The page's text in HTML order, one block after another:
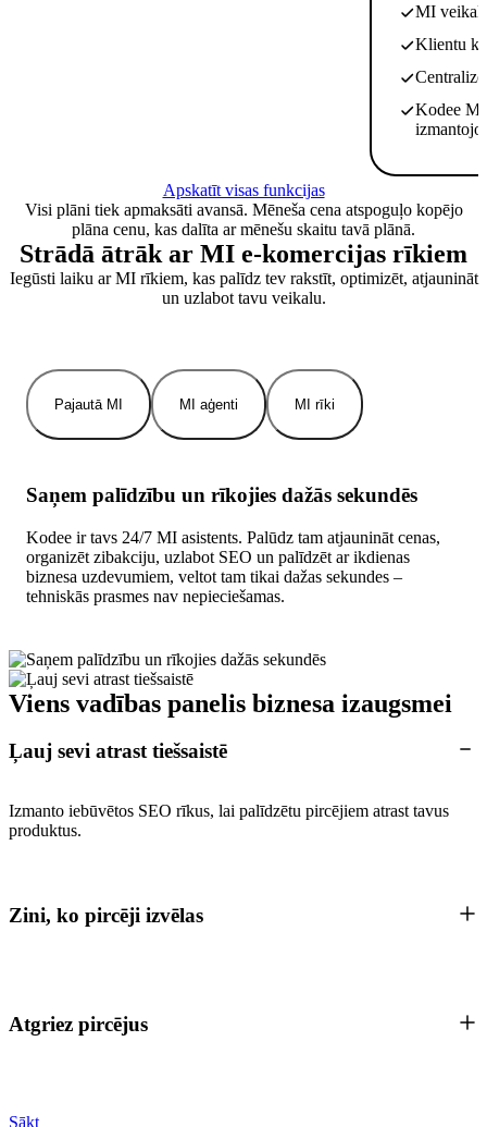
MI
Klientu
Kodee
Apskatīt visas funkcijas
Visi plāni tiek apmaksāti avansā. Mēneša cena atspoguļo kopējo
plāna cenu, kas dalīta ar mēnešu skaitu tavā plānā.
Strādā ātrāk ar MI e-komercijas rīkiem
Iegūsti laiku ar MI rīkiem, kas palīdz tev rakstīt, optimizēt, atjaunināt
un uzlabot tavu veikalu.
Pajautā MI MI aģenti MI rīki
Saņem palīdzību un rīkojies dažās sekundēs
Kodee ir tavs 24/7 MI asistents. Palūdz tam atjaunināt cenas,
organizēt zibakciju, uzlabot SEO un palīdzēt ar ikdienas
biznesa uzdevumiem, veltot tam tikai dažas sekundes –
tehniskās prasmes nav nepieciešamas.
Viens vadības panelis biznesa izaugsmei
Ļauj sevi atrast tiešsaistē
Izmanto iebūvētos SEO rīkus, lai palīdzētu pircējiem atrast tavus
produktus.
Zini, ko pircēji izvēlas
Atgriez pircējus
Sākt